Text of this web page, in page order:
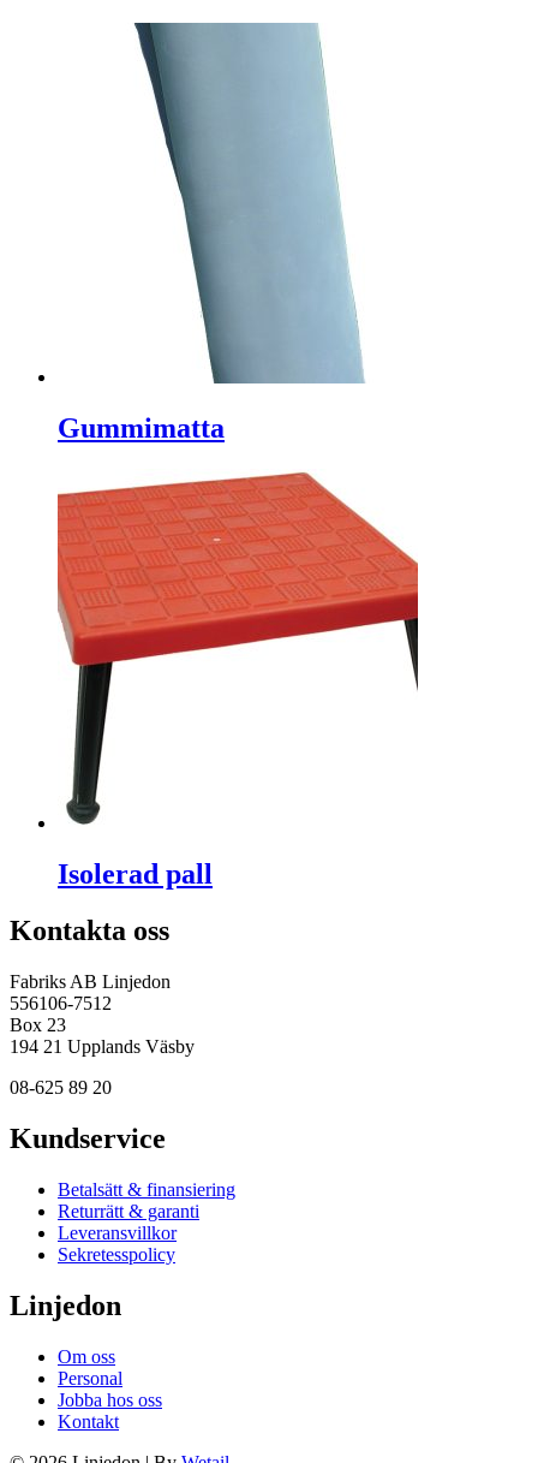
Gummimatta
Isolerad pall
Kontakta oss
Fabriks AB Linjedon
556106-7512
Box 23
194 21 Upplands Väsby
08-625 89 20
Kundservice
Betalsätt & finansiering
Returrätt & garanti
Leveransvillkor
Sekretesspolicy
Linjedon
Om oss
Personal
Jobba hos oss
Kontakt